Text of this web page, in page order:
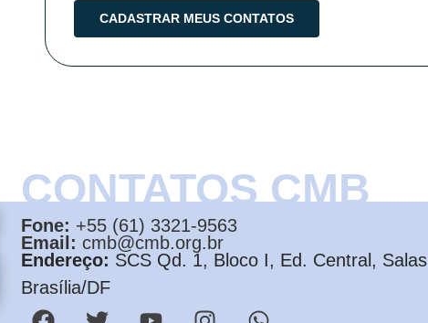
CONTATOS CMB
Fone: +55 (61) 3321-9563
Email: cmb@cmb.org.br
Endereço: SCS Qd. 1, Bloco I, Ed. Central,
Brasília/DF